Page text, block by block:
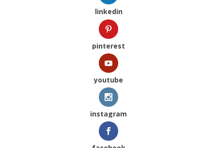
linkedin
pinterest
youtube
instagram